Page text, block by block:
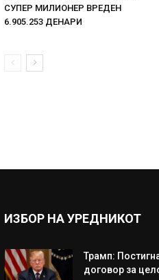
СУПЕР МИЛИОНЕР ВРЕДЕН
6.905.253 ДЕНАРИ